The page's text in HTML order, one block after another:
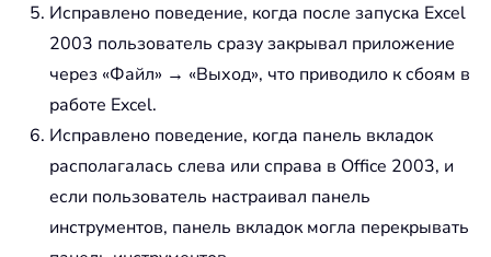
Исправлено поведение, когда после запуска Excel
2003 пользователь сразу закрывал приложение
через «Файл» → «Выход», что приводило к сбоям в
работе Excel.
Исправлено поведение, когда панель вкладок
располагалась слева или справа в Office 2003, и
если пользователь настраивал панель
инструментов, панель вкладок могла перекрывать